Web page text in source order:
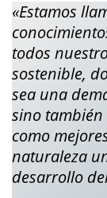
«Estamos
todos
sostenible,
sea una
sino
como
naturaleza
desarrollo